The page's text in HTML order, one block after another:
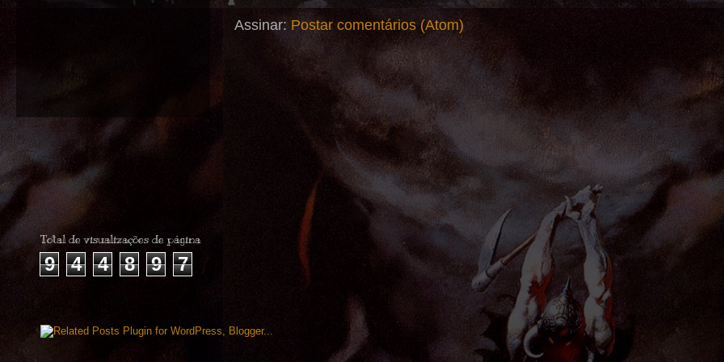
Assinar: Postar comentários (Atom)
Total de visualizações de página
9 4 4 8 9 7